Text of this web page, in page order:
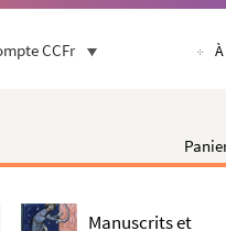
CCFr
Manuscrits et